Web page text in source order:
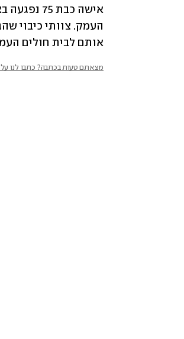
אותם לבית חולים
מצאתם טעות בכתבה? כתבו לנו על